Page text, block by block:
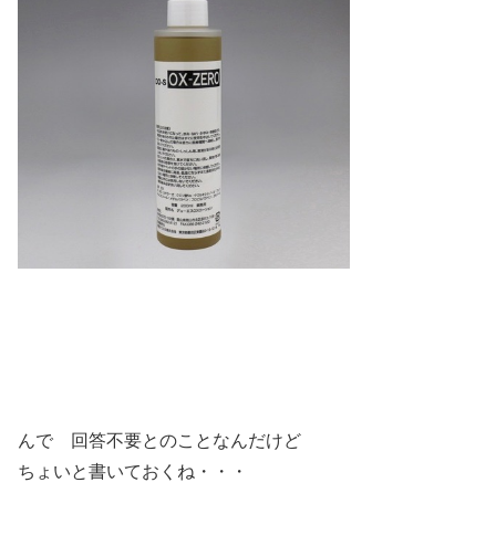
んで 回答不要とのことなんだけど
ちょいと書いておくね・・・